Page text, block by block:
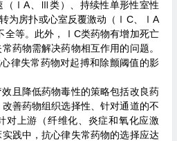
（ⅠA、Ⅲ类）、持续性单形性室性
为房扑或心室反覆激动（ⅠC、ⅠA
全等。此外，ⅠC类药物有增加死亡
药物需解决药物相互作用的问题。
律失常药物对起搏和除颤阈值的影
且降低药物毒性的策略包括改良药
善药物组织选择性、针对通道的不
对上游（纤维化、炎症和氧化应激
践中，抗心律失常药物的选择应达